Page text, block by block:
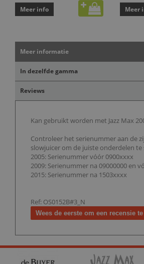
Meer info Meer
Meer informatie
In dezelfde gamma
Reviews
Kan gebruikt worden met Jazz Max
Controleer het serienummer aan de
slowjuicer om de juiste onderdelen te
2005: Serienummer vóór 0900xxxx
2009: Serienummer na 09000000 en
2015: Serienummer na 1503xxxx
Ref: OS0152B#3_N
Wees de eerste om een recensie